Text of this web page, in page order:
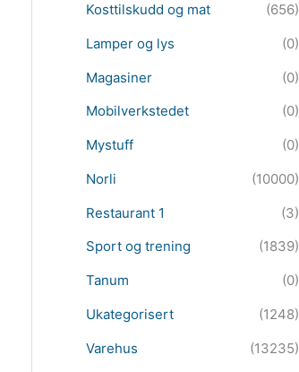
Kosttilskudd og mat
(656)
Lamper og lys
(0)
Magasiner
(0)
Mobilverkstedet
(0)
Mystuff
(0)
Norli
(10000)
Restaurant 1
(3)
Sport og trening
(1839)
Tanum
(0)
Ukategorisert
(1248)
Varehus
(13235)